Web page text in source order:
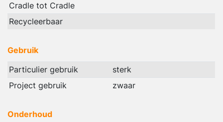
Cradle tot Cradle
Recycleerbaar
Gebruik
Particulier gebruik
sterk
Project gebruik
zwaar
Onderhoud